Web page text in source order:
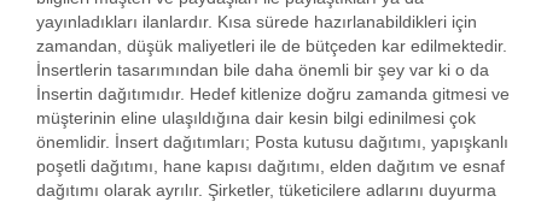
yayınladıkları ilanlardır. Kısa sürede hazırlanabildikleri için
zamandan, düşük maliyetleri ile de bütçeden kar edilmektedir.
İnsertlerin tasarımından bile daha önemli bir şey var ki o da
İnsertin dağıtımıdır. Hedef kitlenize doğru zamanda gitmesi ve
müşterinin eline ulaşıldığına dair kesin bilgi edinilmesi çok
önemlidir. İnsert dağıtımları; Posta kutusu dağıtımı, yapışkanlı
poşetli dağıtımı, hane kapısı dağıtımı, elden dağıtım ve esnaf
dağıtımı olarak ayrılır. Şirketler, tüketicilere adlarını duyurma